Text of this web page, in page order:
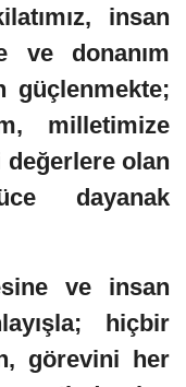
insan
ve donanım
güçlenmekte;
milletimize
olan
dayanak
ve insan
hiçbir
görevini her